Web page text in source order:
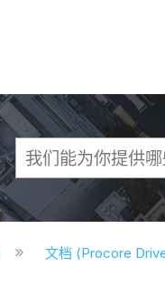
文档 (Procore